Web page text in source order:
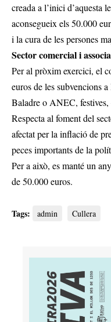
creada a l’inici d’aquesta
aconsegueix els 50.000
i la cura de les persones
Sector comercial i
Per al pròxim exercici, el
euros de les subvencions
Baladre o ANEC,
Respecta al foment del
afectat per la inflació de
peces importants de la
Per a això, es manté un
de 50.000 euros.
Tags: admin Cullera